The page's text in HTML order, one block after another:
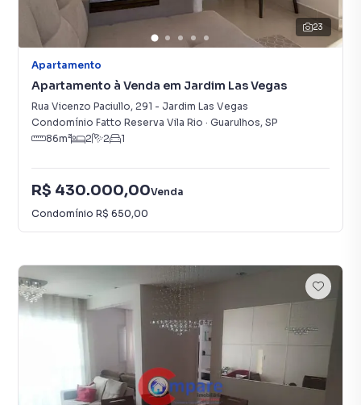
23
Apartamento
Apartamento à Venda em Jardim Las Vegas
Rua Vicenzo Paciullo, 291 - Jardim Las Vegas
Condomínio Fatto Reserva Vila Rio · Guarulhos, SP
86m² 2 2 1
R$ 430.000,00Venda
Condomínio R$ 650,00